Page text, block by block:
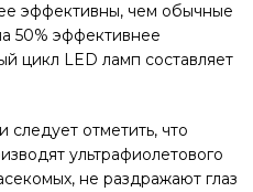
эффективны, чем обычные
50% эффективнее
цикл LED ламп составляет
следует отметить, что
ультрафиолетового
не раздражают глаз